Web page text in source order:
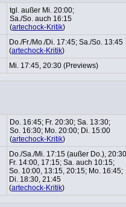
tgl. außer Mi. 20:00;
Sa./So. auch 16:15
(artechock-Kritik)
Do./Fr./Mo./Di. 17:45; Sa./So. 13:45
(artechock-Kritik)
Mi. 17:45, 20:30 (Previews)
Do. 16:45; Fr. 20:30; Sa. 13:30;
So. 16:30; Mo. 20:00; Di. 15:00
(artechock-Kritik)
Do./Sa./Mi. 17:15 (außer Do.),
Fr. 14:00, 17:15; Sa. auch 10:15;
So. 10:00, 13:15, 20:15; Mo. 16:45;
Di. 18:30, 21:45
(artechock-Kritik)